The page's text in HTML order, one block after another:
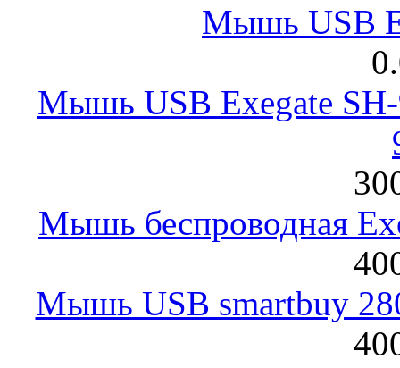
Мышь USB
Мышь USB Exegate
Мышь беспроводная
Мышь USB smartbuy